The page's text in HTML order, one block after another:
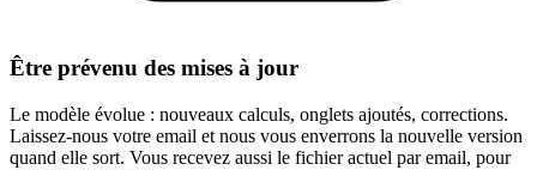
Être prévenu des mises à jour
Le modèle évolue : nouveaux calculs, onglets ajoutés, corrections.
Laissez-nous votre email et nous vous enverrons la nouvelle version
quand elle sort. Vous recevez aussi le fichier actuel par email, pour